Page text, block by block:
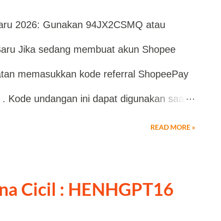
undangan yang menghubungkan akun
kode tersebut. Dalam beberapa
dapat memperoleh manfaat tertentu
ketentuan yang berlaku. Namun, perlu
hadiah, atau promosi dapat berubah
2026: Gunakan 94JX2CSMQ atau
Jika sedang membuat akun Shopee
memasukkan kode referral ShopeePay
Kode undangan ini dapat digunakan saat
memberikan berbagai keuntungan
Indonesia. Layanan ini memudahkan
READ MORE »
Cicil : HENHGPT16